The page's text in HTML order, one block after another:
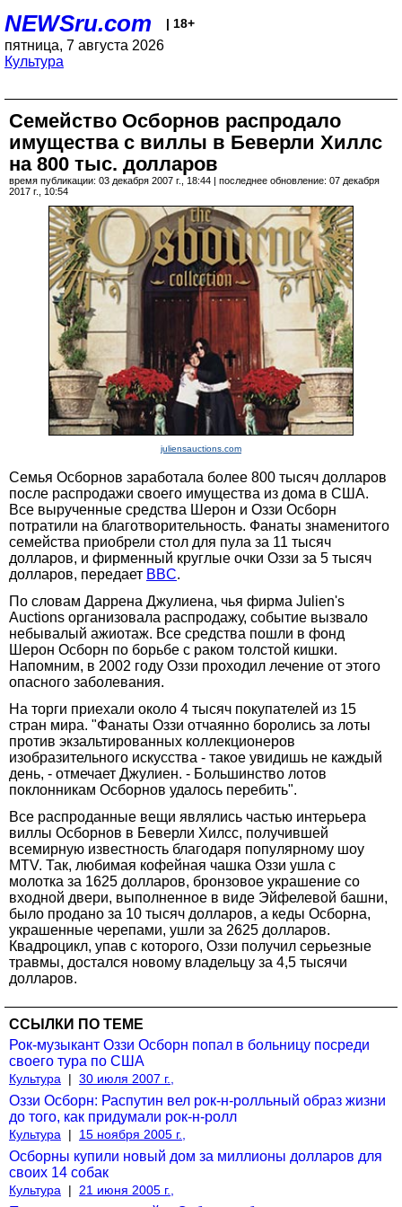
NEWSru.com | 18+
пятница, 7 августа 2026
Культура
Семейство Осборнов распродало
имущества с виллы в Беверли Хиллс
на 800 тыс. долларов
время публикации: 03 декабря 2007 г., 18:44 | последнее обновление: 07 декабря
2017 г., 10:54
juliensauctions.com
Семья Осборнов заработала более 800 тысяч долларов
после распродажи своего имущества из дома в США.
Все вырученные средства Шерон и Оззи Осборн
потратили на благотворительность. Фанаты знаменитого
семейства приобрели стол для пула за 11 тысяч
долларов, и фирменный круглые очки Оззи за 5 тысяч
долларов, передает BBC.
По словам Даррена Джулиена, чья фирма Julien's
Auctions организовала распродажу, событие вызвало
небывалый ажиотаж. Все средства пошли в фонд
Шерон Осборн по борьбе с раком толстой кишки.
Напомним, в 2002 году Оззи проходил лечение от этого
опасного заболевания.
На торги приехали около 4 тысяч покупателей из 15
стран мира. "Фанаты Оззи отчаянно боролись за лоты
против экзальтированных коллекционеров
изобразительного искусства - такое увидишь не каждый
день, - отмечает Джулиен. - Большинство лотов
поклонникам Осборнов удалось перебить".
Все распроданные вещи являлись частью интерьера
виллы Осборнов в Беверли Хилсс, получившей
всемирную известность благодаря популярному шоу
MTV. Так, любимая кофейная чашка Оззи ушла с
молотка за 1625 долларов, бронзовое украшение со
входной двери, выполненное в виде Эйфелевой башни,
было продано за 10 тысяч долларов, а кеды Осборна,
украшенные черепами, ушли за 2625 долларов.
Квадроцикл, упав с которого, Оззи получил серьезные
травмы, достался новому владельцу за 4,5 тысячи
долларов.
ССЫЛКИ ПО ТЕМЕ
Рок-музыкант Оззи Осборн попал в больницу посреди
своего тура по США
Культура | 30 июля 2007 г.,
Оззи Осборн: Распутин вел рок-н-ролльный образ жизни
до того, как придумали рок-н-ролл
Культура | 15 ноября 2005 г.,
Осборны купили новый дом за миллионы долларов для
своих 14 собак
Культура | 21 июня 2005 г.,